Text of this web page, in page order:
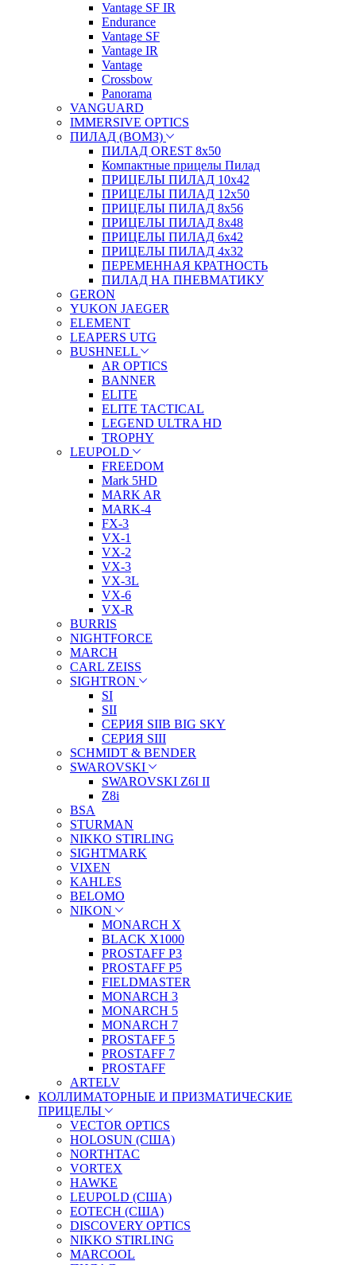
Vantage SF IR
Endurance
Vantage SF
Vantage IR
Vantage
Crossbow
Panorama
VANGUARD
IMMERSIVE OPTICS
ПИЛАД (ВОМЗ)
ПИЛАД OREST 8х50
Компактные прицелы Пилад
ПРИЦЕЛЫ ПИЛАД 10х42
ПРИЦЕЛЫ ПИЛАД 12х50
ПРИЦЕЛЫ ПИЛАД 8х56
ПРИЦЕЛЫ ПИЛАД 8х48
ПРИЦЕЛЫ ПИЛАД 6х42
ПРИЦЕЛЫ ПИЛАД 4х32
ПЕРЕМЕННАЯ КРАТНОСТЬ
ПИЛАД НА ПНЕВМАТИКУ
GERON
YUKON JAEGER
ELEMENT
LEAPERS UTG
BUSHNELL
AR OPTICS
BANNER
ELITE
ELITE TACTICAL
LEGEND ULTRA HD
TROPHY
LEUPOLD
FREEDOM
Mark 5HD
MARK AR
MARK-4
FX-3
VX-1
VX-2
VX-3
VX-3L
VX-6
VX-R
BURRIS
NIGHTFORCE
MARCH
CARL ZEISS
SIGHTRON
SI
SII
СЕРИЯ SIIB BIG SKY
СЕРИЯ SIII
SCHMIDT & BENDER
SWAROVSKI
SWAROVSKI Z6I II
Z8i
BSA
STURMAN
NIKKO STIRLING
SIGHTMARK
VIXEN
KAHLES
BELOMO
NIKON
MONARCH X
BLACK X1000
PROSTAFF P3
PROSTAFF P5
FIELDMASTER
MONARCH 3
MONARCH 5
MONARCH 7
PROSTAFF 5
PROSTAFF 7
PROSTAFF
ARTELV
КОЛЛИМАТОРНЫЕ И ПРИЗМАТИЧЕСКИЕ
ПРИЦЕЛЫ
VECTOR OPTICS
HOLOSUN (США)
NORTHTAC
VORTEX
HAWKE
LEUPOLD (США)
EOTECH (США)
DISCOVERY OPTICS
NIKKO STIRLING
MARCOOL